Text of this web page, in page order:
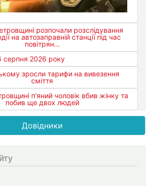
розпочали розслідування
на автозаправній станції під час
повітрян…
серпня 2026 року
зросли тарифи на вивезення
сміття
п'яний чоловік вбив жінку та
побив ще двох людей
Довідники